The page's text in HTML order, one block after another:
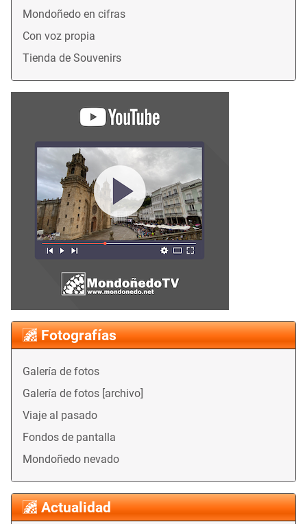
Mondoñedo en cifras
Con voz propia
Tienda de Souvenirs
Fotografías
Galería de fotos
Galería de fotos [archivo]
Viaje al pasado
Fondos de pantalla
Mondoñedo nevado
Actualidad